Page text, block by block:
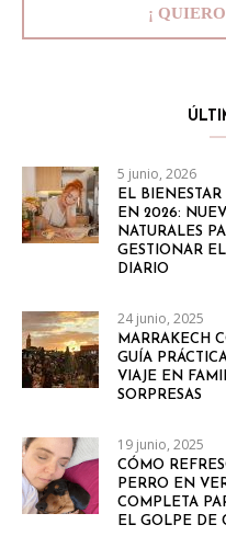
5 junio, 2026
EL
EN 2026:
NATURALES
GESTIONAR EL
DIARIO
24 junio, 2025
MARRAKECH
GUÍA
VIAJE EN
SORPRESAS
19 junio, 2025
CÓMO
PERRO EN
COMPLETA
EL GOLPE DE